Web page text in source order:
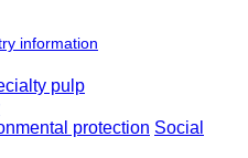
information
pulp
protection Social